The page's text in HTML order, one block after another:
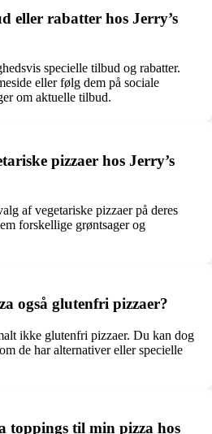
eller rabatter hos Jerry’s
specielle tilbud og rabatter.
eller følg dem på sociale
om aktuelle tilbud.
pizzaer hos Jerry’s
af vegetariske pizzaer på deres
forskellige grøntsager og
også glutenfri pizzaer?
ikke glutenfri pizzaer. Du kan dog
de har alternativer eller specielle
toppings til min pizza hos